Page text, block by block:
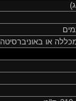
או באוניברסיטה